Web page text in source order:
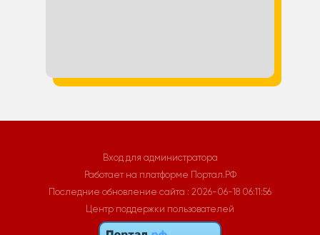
Вход для администратора
Работает на платформе Портал.РФ
Последние обновление сайта : 2026-06-18 06:11:56
Центр поддержки пользователей